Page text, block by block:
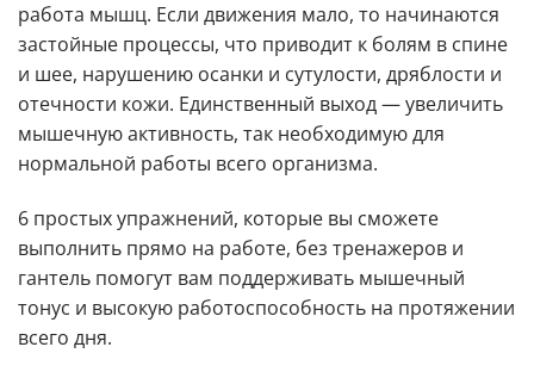
работа мышц. Если движения мало, то начинаются
застойные процессы, что приводит к болям в спине
и шее, нарушению осанки и сутулости, дряблости и
отечности кожи. Единственный выход — увеличить
мышечную активность, так необходимую для
нормальной работы всего организма.
6 простых упражнений, которые вы сможете
выполнить прямо на работе, без тренажеров и
гантель помогут вам поддерживать мышечный
тонус и высокую работоспособность на протяжении
всего дня.